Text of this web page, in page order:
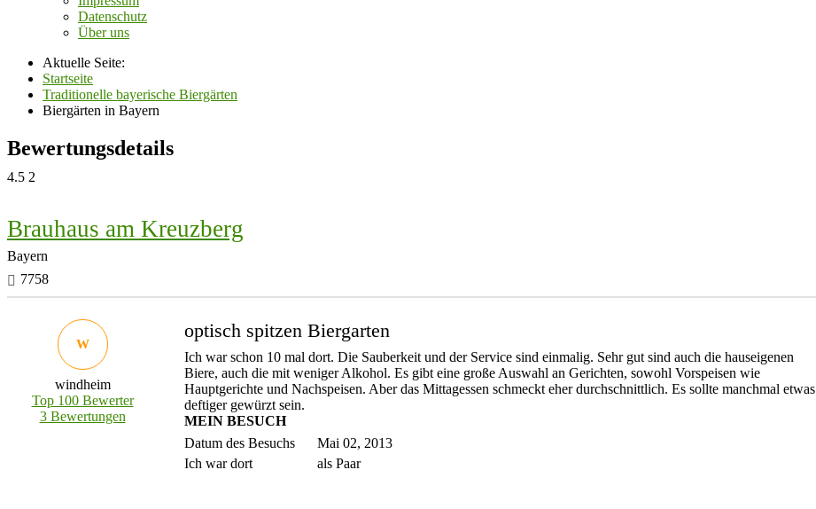
Datenschutz
Über uns
Aktuelle Seite:
Startseite
Traditionelle bayerische Biergärten
Biergärten in Bayern
Bewertungsdetails
4.5 2
Brauhaus am Kreuzberg
Bayern
7758
optisch spitzen Biergarten
Ich war schon 10 mal dort. Die Sauberkeit und der Service sind einmalig. Sehr gut sind auch die hauseigenen
Biere, auch die mit weniger Alkohol. Es gibt eine große Auswahl an Gerichten, sowohl Vorspeisen wie
Hauptgerichte und Nachspeisen. Aber das Mittagessen schmeckt eher durchschnittlich. Es sollte manchmal etwas
deftiger gewürzt sein.
MEIN BESUCH
Datum des Besuchs
Mai 02, 2013
Ich war dort
als Paar
W
windheim
Top 100 Bewerter
3 Bewertungen